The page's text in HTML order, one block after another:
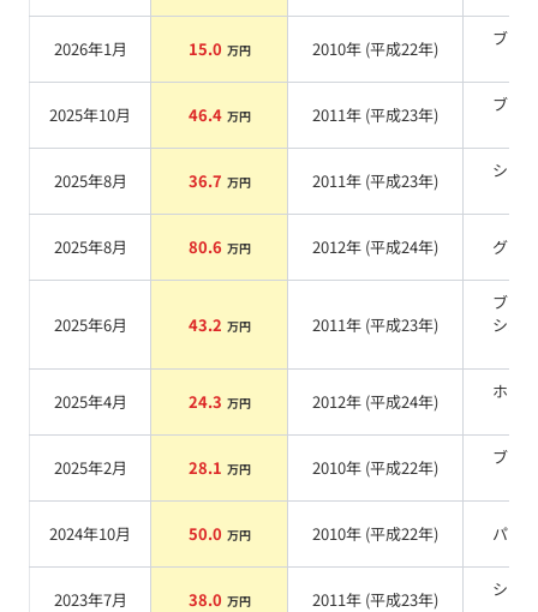
2026年1月 15.0 万円 2010年 (平成22年)
ブラ
2025年10月 46.4 万円 2011年 (平成23年)
ブラ
2025年8月 36.7 万円 2011年 (平成23年)
シル
2025年8月 80.6 万円 2012年 (平成24年) グレー
2025年6月 43.2 万円 2011年 (平成23年)
ブレ
シル
2025年4月 24.3 万円 2012年 (平成24年)
ホワ
2025年2月 28.1 万円 2010年 (平成22年)
ブラ
2024年10月 50.0 万円 2010年 (平成22年) パール
2023年7月 38.0 万円 2011年 (平成23年)
シル